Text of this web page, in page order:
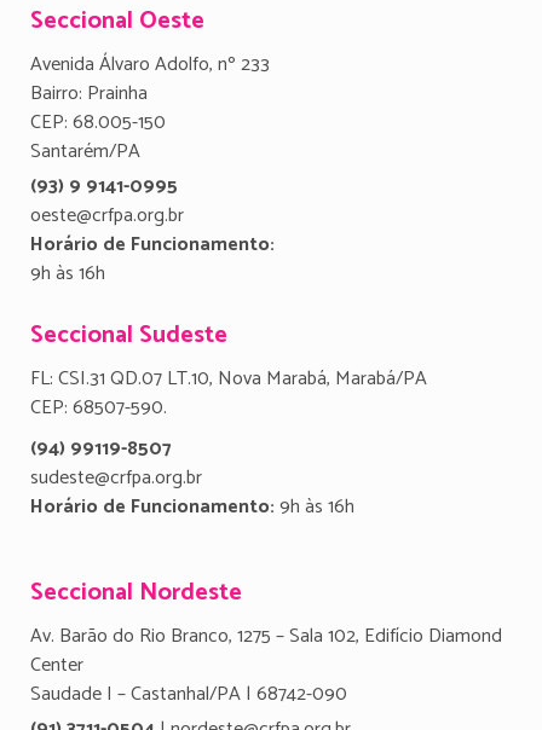
Seccional Oeste
Avenida Álvaro Adolfo, nº 233
Bairro: Prainha
CEP: 68.005-150
Santarém/PA
(93) 9 9141-0995
oeste@crfpa.org.br
Horário de Funcionamento:
9h às 16h
Seccional Sudeste
FL: CSI.31 QD.07 LT.10, Nova Marabá, Marabá/PA
CEP: 68507-590.
(94) 99119-8507
sudeste@crfpa.org.br
Horário de Funcionamento:9h às 16h
Seccional Nordeste
Av. Barão do Rio Branco, 1275 – Sala 102, Edifício Diamond
Center
Saudade I – Castanhal/PA | 68742-090